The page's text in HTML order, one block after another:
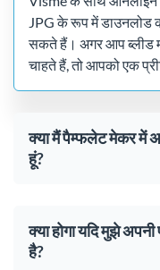
JPG के रूप में डाउनलोड
सकते हैं। अगर आप ब्लीड
चाहते हैं, तो आपको एक
क्या मैं पैम्फलेट मेकर में
हूं?
क्या होगा यदि मुझे
है?